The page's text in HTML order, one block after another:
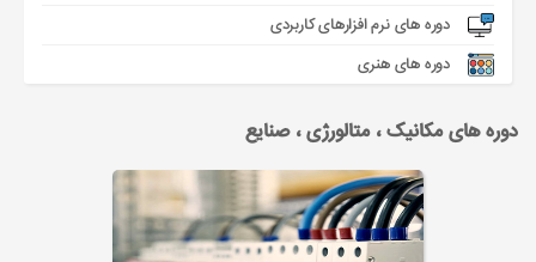
دوره های نرم افزارهای کاربردی
دوره های هنری
دوره های مکانیک ، متالورژی ، صنایع